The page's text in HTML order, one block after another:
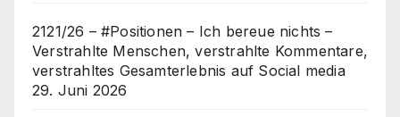
2121/26 – #Positionen – Ich bereue nichts –
Verstrahlte Menschen, verstrahlte Kommentare,
verstrahltes Gesamterlebnis auf Social media
29. Juni 2026